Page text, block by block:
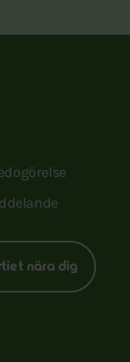
nära dig